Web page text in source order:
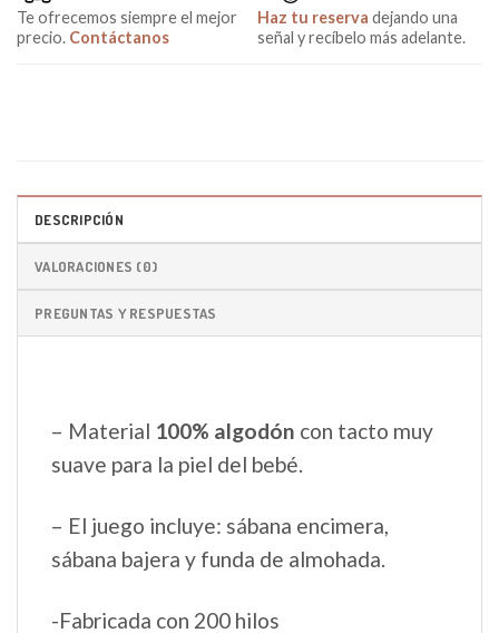
Te ofrecemos siempre el mejor
precio. Contáctanos
Haz tu reserva dejando una
señal y recíbelo más adelante.
DESCRIPCIÓN
VALORACIONES (0)
PREGUNTAS Y RESPUESTAS
– Material 100% algodón con tacto muy
suave para la piel del bebé.
– El juego incluye: sábana encimera,
sábana bajera y funda de almohada.
-Fabricada con 200 hilos